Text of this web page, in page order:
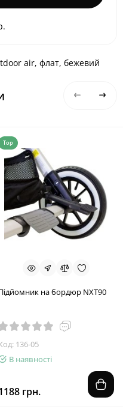
air, флат, бежевий
Top
на бордюр NXT90
136-05
В наявності
грн.